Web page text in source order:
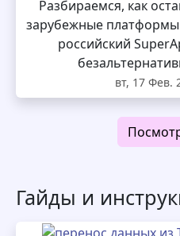
Разбираемся, как
зарубежные
российский
вт, 17 Фев.
Гайды и